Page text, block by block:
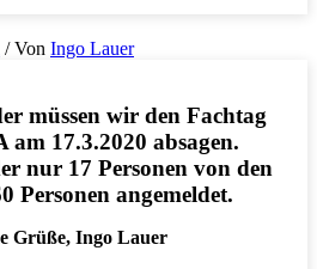
/ Von Ingo Lauer
müssen wir den Fachtag
17.3.2020 absagen.
nur 17 Personen von den
Personen angemeldet.
Grüße, Ingo Lauer